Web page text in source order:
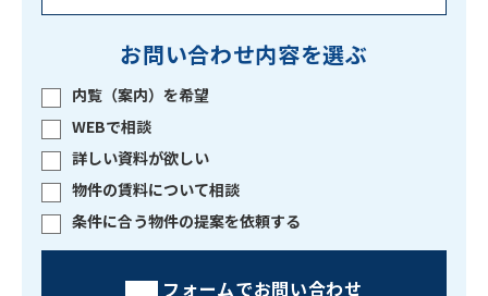
お問い合わせ内容を選ぶ
内覧（案内）を希望
WEBで相談
詳しい資料が欲しい
物件の賃料について相談
条件に合う物件の提案を依頼する
フォームでお問い合わせ